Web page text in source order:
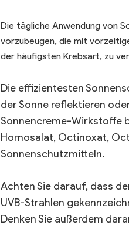
Die tägliche Anwendung von
vorzubeugen, die mit
der häufigsten Krebsart, zu
Die effizientesten
der Sonne reflektieren
Sonnencreme-Wirkstoffe
Homosalat, Octinoxat,
Sonnenschutzmitteln.
Achten Sie darauf, dass
UVB-Strahlen
Denken Sie außerdem